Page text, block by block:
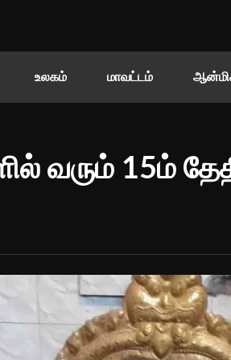
உலகம் மாவட்டம்
வரும் 15ம்